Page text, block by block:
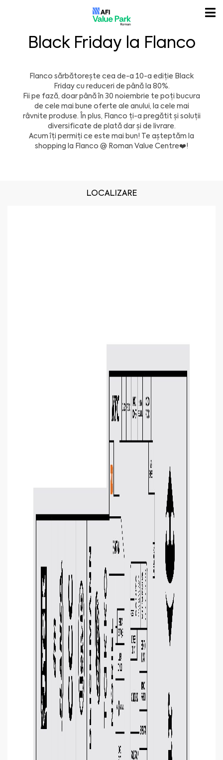
Black Friday la Flanco
Flanco sărbătorește cea de-a 10-a ediție Black
Fridaycu reduceri de până la 80%.
Fii pe fază, doar până în 30 noiembrie te poți bucura
de cele mai bune oferte ale anului, la cele mai
râvnite produse. În plus, Flanco ți-a pregătit și soluții
diversificate de plată dar și de livrare.
Acum îți permiți ce este mai bun! Te așteptăm la
shopping la Flanco @ Roman Value Centre❤️!
LOCALIZARE